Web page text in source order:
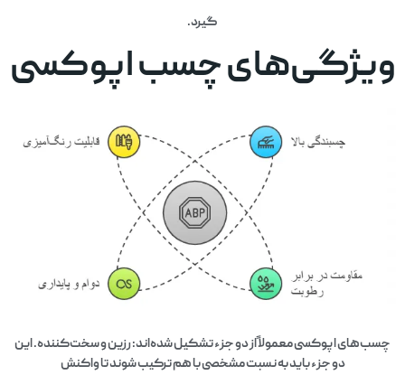
گیرد.
ویژگی‌های چسب اپوکسی
چسب‌های اپوکسی معمولاً از دو جزء تشکیل شده‌اند: رزین و سخت‌کننده. این
دو جزء باید به نسبت مشخصی با هم ترکیب شوند تا واکنش